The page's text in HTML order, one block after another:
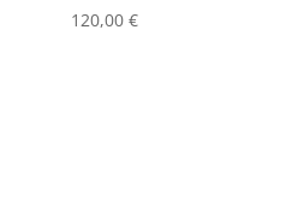
120,00 €